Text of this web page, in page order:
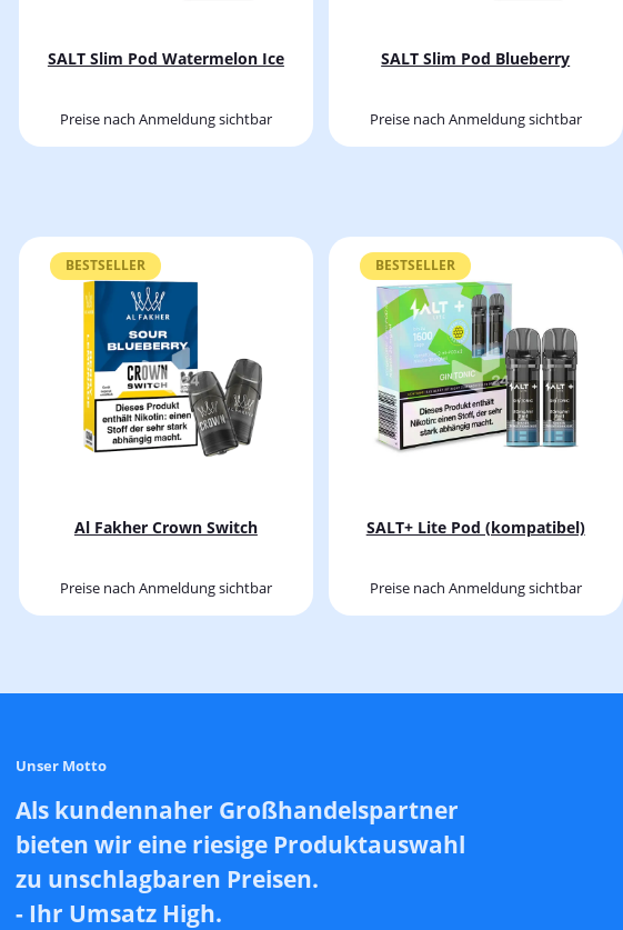
SALT Slim Pod Watermelon Ice
Preise nach Anmeldung sichtbar
SALT Slim Pod Blueberry
Preise nach Anmeldung sichtbar
BESTSELLER
Al Fakher Crown Switch
Preise nach Anmeldung sichtbar
BESTSELLER
SALT+ Lite Pod (kompatibel)
Preise nach Anmeldung sichtbar
Unser Motto
Als kundennaher Großhandelspartner
bieten wir eine riesige Produktauswahl
zu unschlagbaren Preisen.
- Ihr Umsatz High.